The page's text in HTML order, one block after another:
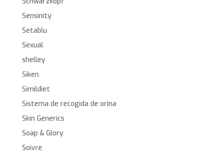
Sensinity
Setablu
Sexual
shelley
Siken
Simildiet
Sistema de recogida de orina
Skin Generics
Soap & Glory
Soivre